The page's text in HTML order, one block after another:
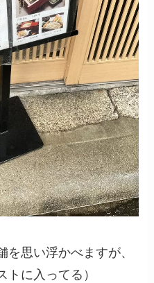
思い浮かべますが、
トに入ってる）